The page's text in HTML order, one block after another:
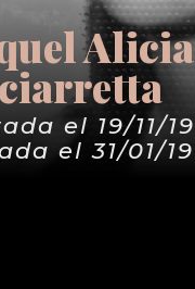
Alicia
el 19/11/
el 31/01/